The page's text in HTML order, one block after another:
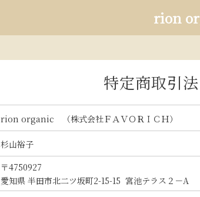
rion
特定商取引
rion organic （株式会社ＦＡＶＯＲＩＣＨ）
杉山裕子
〒4750927
愛知県 半田市北二ツ坂町2-15-15 宮池テラス２－A